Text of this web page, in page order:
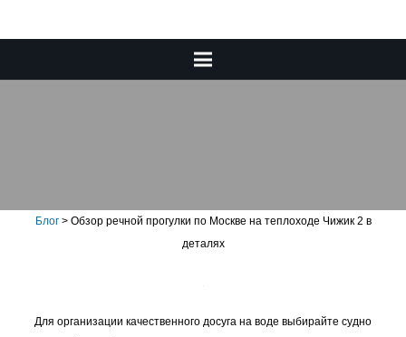
Блог> Обзор речной прогулки по Москве на теплоходе Чижик 2 в
деталях
Для организации качественного досуга на воде выбирайте судно